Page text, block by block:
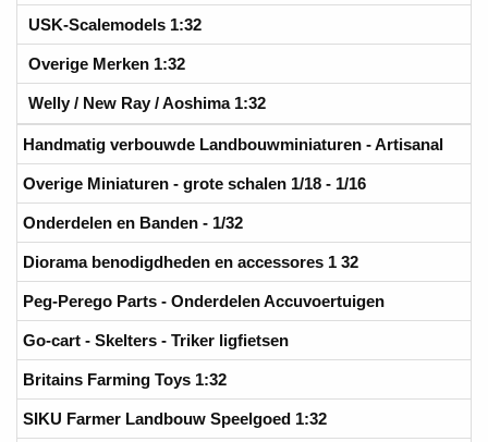
USK-Scalemodels 1:32
Overige Merken 1:32
Welly / New Ray / Aoshima 1:32
Handmatig verbouwde Landbouwminiaturen - Artisanal
Overige Miniaturen - grote schalen 1/18 - 1/16
Onderdelen en Banden - 1/32
Diorama benodigdheden en accessores 1 32
Peg-Perego Parts - Onderdelen Accuvoertuigen
Go-cart - Skelters - Triker ligfietsen
Britains Farming Toys 1:32
SIKU Farmer Landbouw Speelgoed 1:32